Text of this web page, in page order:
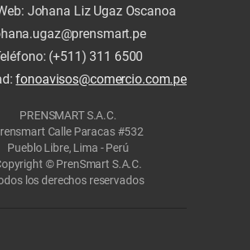
Johana Liz Ugaz Oscanoa
(+511) 311 6500
fonoavisos@comercio.com.pe
PRENSMART S.A.C.
Calle Paracas #532
Pueblo Libre, Lima - Perú
© PrenSmart S.A.C.
los derechos reservados